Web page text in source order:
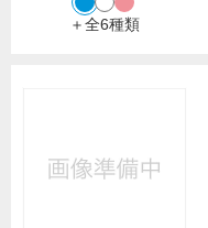
＋全6種類